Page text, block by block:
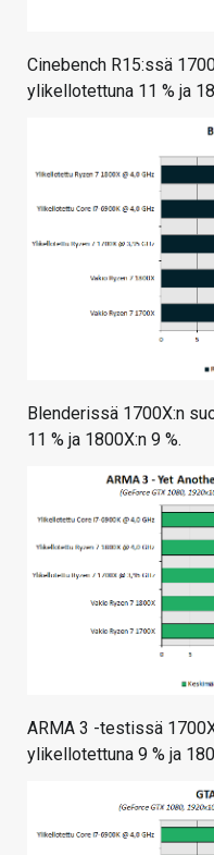
Cinebench R15:ssä
ylikellotettuna 11 % ja
Blenderissä 1700X:n
11 % ja 1800X:n 9 %.
ARMA 3 -testissä
ylikellotettuna 9 % ja